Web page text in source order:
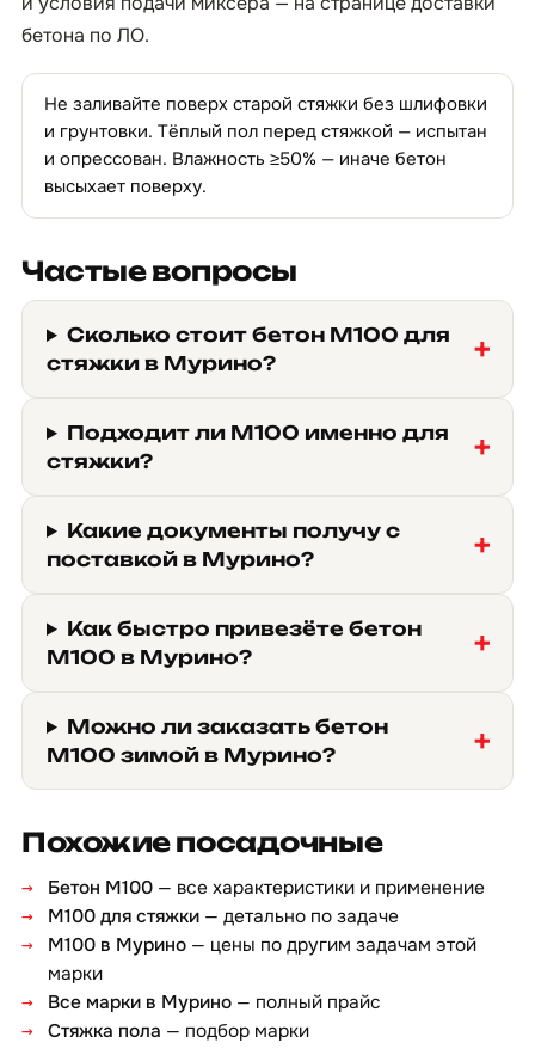
бетона по ЛО.
Не заливайте поверх старой стяжки без шлифовки
и грунтовки. Тёплый пол перед стяжкой — испытан
и опрессован. Влажность ≥50% — иначе бетон
высыхает поверху.
Частые вопросы
Сколько стоит бетон М100 для
стяжки в Мурино?
Подходит ли М100 именно для
стяжки?
Какие документы получу с
поставкой в Мурино?
Как быстро привезёте бетон
М100 в Мурино?
Можно ли заказать бетон
М100 зимой в Мурино?
Похожие посадочные
Бетон М100 — все характеристики и применение
М100 для стяжки — детально по задаче
М100 в Мурино — цены по другим задачам этой
марки
Все марки в Мурино — полный прайс
Стяжка пола — подбор марки